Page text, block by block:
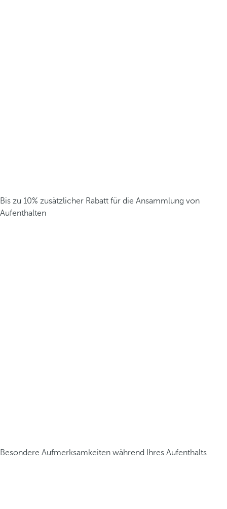
Bis zu 10% zusätzlicher Rabatt für die Ansammlung von
Aufenthalten
Besondere Aufmerksamkeiten während Ihres Aufenthalts